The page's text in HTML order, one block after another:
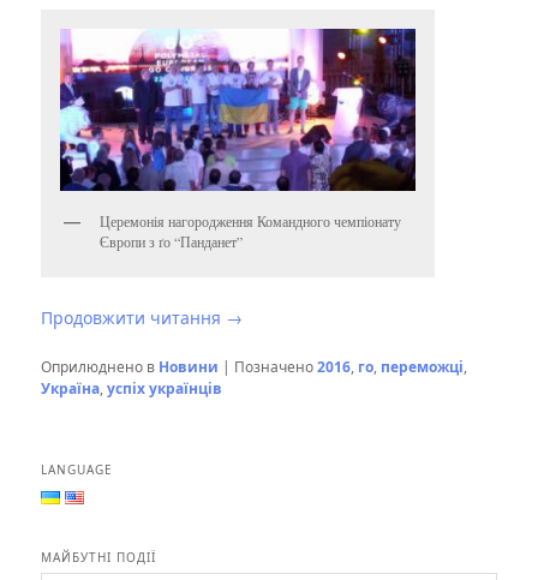
Церемонія нагородження Командного чемпіонату
Європи з ґо “Панданет”
Продовжити читання →
Оприлюднено в Новини | Позначено2016, го, переможці,
Україна,успіх українців
LANGUAGE
МАЙБУТНІ ПОДІЇ